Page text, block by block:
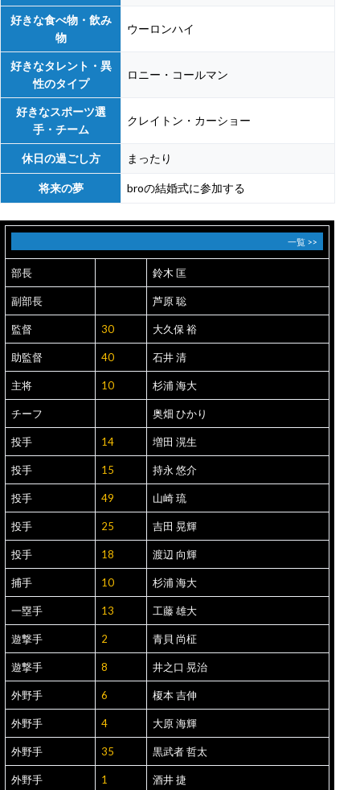
好きな食べ物・飲み
物
ウーロンハイ
好きなタレント・異
性のタイプ
ロニー・コールマン
好きなスポーツ選
手・チーム
クレイトン・カーショー
休日の過ごし方 まったり
将来の夢 broの結婚式に参加する
一覧 >>
部長 鈴木 匡
副部長 芦原 聡
監督 30 大久保 裕
助監督 40 石井 清
主将 10 杉浦 海大
チーフ 奥畑 ひかり
投手 14 増田 滉生
投手 15 持永 悠介
投手 49 山崎 琉
投手 25 吉田 晃輝
投手 18 渡辺 向輝
捕手 10 杉浦 海大
一塁手 13 工藤 雄大
遊撃手 2 青貝 尚柾
遊撃手 8 井之口 晃治
外野手 6 榎本 吉伸
外野手 4 大原 海輝
外野手 35 黒武者 哲太
外野手 1 酒井 捷